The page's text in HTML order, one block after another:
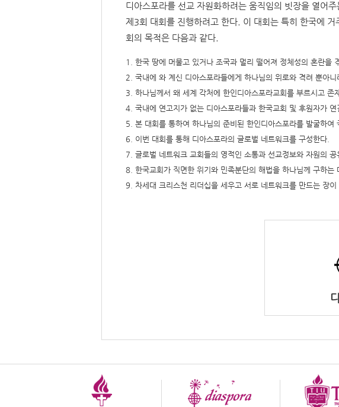
디아스포라를 선교 자원화하려는 움직임의 빗장을 열어
제3회 대회를 진행하려고 한다. 이 대회는 특히 한국에
회의 목적은 다음과 같다.
1. 한국 땅에 머물고 있거나 조국과 멀리 떨어져 정체성의 혼란을
2. 국내에 와 계신 디아스포라들에게 하나님의 위로와 격려 뿐아
3. 하나님께서 왜 세계 각처에 한인디아스포라교회를 부르시고 존
4. 국내에 연고지가 없는 디아스포라들과 한국교회 및 후원자가 연
5. 본 대회를 통하여 하나님의 준비된 한인디아스포라를 발굴하
6. 이번 대회를 통해 디아스포라의 글로벌 네트워크를 구성한다.
7. 글로벌 네트워크 교회들의 영적인 소통과 선교정보와 자원의
8. 한국교회가 직면한 위기와 민족분단의 해법을 하나님께 구하
9. 차세대 크리스천 리더십을 세우고 서로 네트워크를 만드는 장